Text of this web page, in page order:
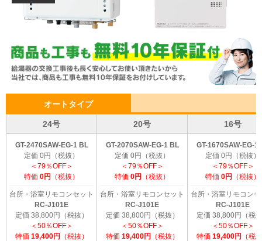
オートタイプ
24号 20号 16号
GT-2470SAW-EG-1 BL
定価 0円（税抜）
＜79％OFF＞
特価 0円 （税抜）
台所・浴室リモコンセット
RC-J101E
定価 38,800円（税抜）
＜50％OFF＞
特価 19,400円 （税抜）
GT-2070SAW-EG-1 BL
定価 0円（税抜）
＜79％OFF＞
特価 0円 （税抜）
台所・浴室リモコンセット
RC-J101E
定価 38,800円（税抜）
＜50％OFF＞
特価 19,400円 （税抜）
GT-1670SAW-EG-1
定価 0円（税抜）
＜79％OFF＞
特価 0円 （税抜）
台所・浴室リモコン
RC-J101E
定価 38,800円（税
＜50％OFF＞
特価 19,400円 （税